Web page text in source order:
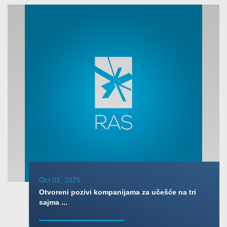
Oct 02, 2025
Otvoreni pozivi kompanijama za učešće na tri
sajma ...